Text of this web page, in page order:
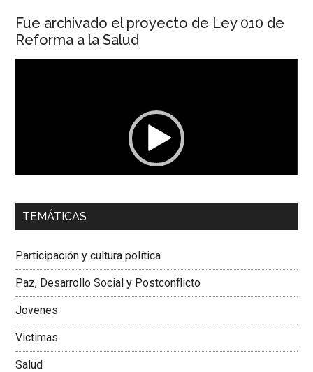
Fue archivado el proyecto de Ley 010 de
Reforma a la Salud
00:00 01:04
Dra. Carolina Corcho Mejía,Presidenta Corporación
Colombiana
TEMÁTICAS
Participación y cultura política
Paz, Desarrollo Social y Postconflicto
Jovenes
Victimas
Salud